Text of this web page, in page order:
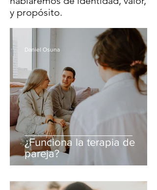
y propósito.
¿Funciona la terapia de
pareja?
Daniel Osuna